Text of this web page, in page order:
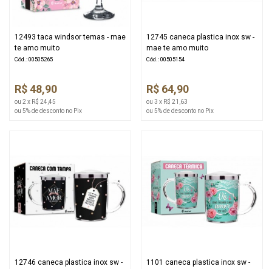
12493 taca windsor temas - mae
te amo muito
Cód.: 00505265
R$ 48,90
ou 2 x R$ 24,45
ou 5% de desconto no Pix
12745 caneca plastica inox sw -
mae te amo muito
Cód.: 00505154
R$ 64,90
ou 3 x R$ 21,63
ou 5% de desconto no Pix
12746 caneca plastica inox sw -
1101 caneca plastica inox sw -